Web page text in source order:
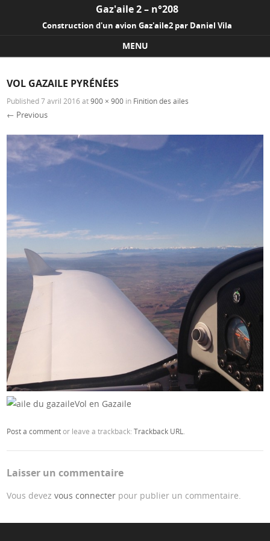
Gaz'aile 2 – n°208
Construction d'un avion Gaz'aile2 par Daniel Vila
MENU
VOL GAZAILE PYRÉNÉES
Published7 avril 2016 at900 × 900 in Finition des ailes
← Previous
Vol en Gazaile
Post a commentor leave a trackback:Trackback URL.
Laisser un commentaire
Vous devezvous connecter pour publier un commentaire.